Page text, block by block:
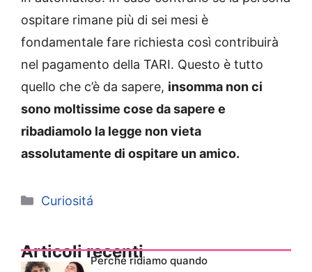
ospitare rimane più di sei mesi è
fondamentale fare richiesta così contribuirà
nel pagamento della TARI. Questo è tutto
quello che c’è da sapere, insomma non ci
sono moltissime cose da sapere e
ribadiamolo la legge non vieta
assolutamente di ospitare un amico.
Categorie
Curiositá
Articoli recentiPerché ridiamo quando